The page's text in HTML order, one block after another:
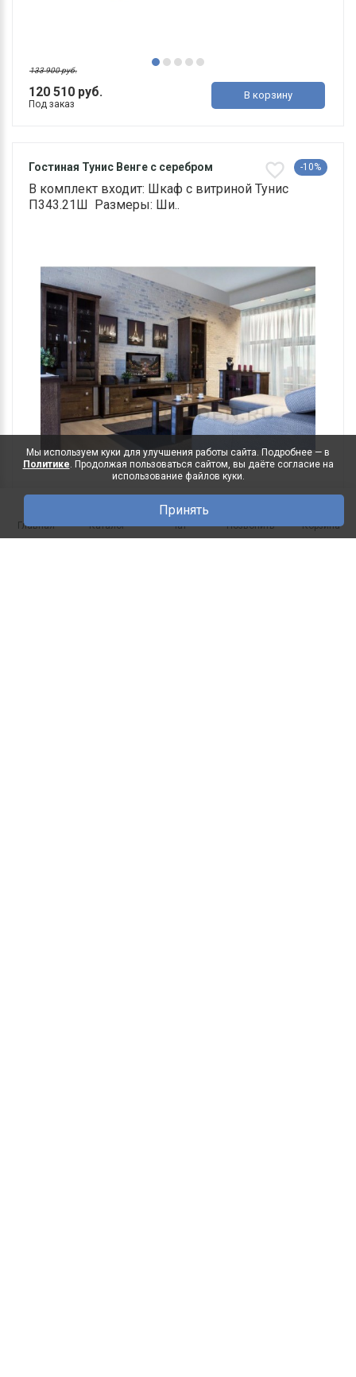
120 510 руб.
133 900 руб.
Под заказ
В корзину
Гостиная Тунис Венге с серебром -10%
В комплект входит: Шкаф с витриной Тунис
П343.21Ш Размеры: Ши..
405 450 руб.
Мы используем куки для улучшения работы сайта. Подробнее — в
Политике. Продолжая пользоваться сайтом, вы даёте согласие на
использование файлов куки.
Принять
Главная Каталог Чат Позвонить Корзина